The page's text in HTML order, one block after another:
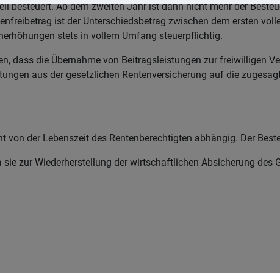
besteuert. Ab dem zweiten Jahr ist dann nicht mehr der
ist der Unterschiedsbetrag zwischen dem ersten
stets in vollem Umfang steuerpflichtig.
dass die Übernahme von Beitragsleistungen zur freiwilligen
aus der gesetzlichen Rentenversicherung auf die
der Lebenszeit des Rentenberechtigten abhängig. Der
zur Wiederherstellung der wirtschaftlichen Absicherung